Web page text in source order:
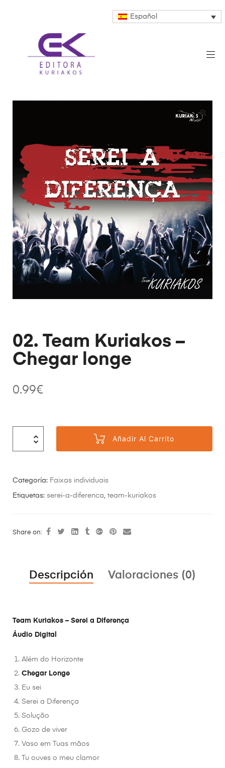
Español
02. Team Kuriakos –
Chegar longe
0.99€
Añadir Al Carrito
Categoría: Faixas individuais
Etiquetas: serei-a-diferenca team-kuriakos
Share on:
Descripción Valoraciones (0)
Team Kuriakos – Serei a Diferença
Áudio Digital
Além do Horizonte
Chegar Longe
Eu sei
Serei a Diferença
Solução
Gozo de viver
Vaso em Tuas mãos
Tu ouves o meu clamor